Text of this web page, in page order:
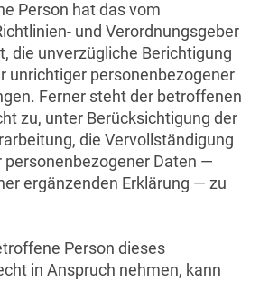
Person hat das vom
und Verordnungsgeber
die unverzügliche Berichtigung
unrichtiger personenbezogener
Ferner steht der betroffenen
zu, unter Berücksichtigung der
die Vervollständigung
personenbezogener Daten —
ergänzenden Erklärung — zu
Person dieses
in Anspruch nehmen, kann